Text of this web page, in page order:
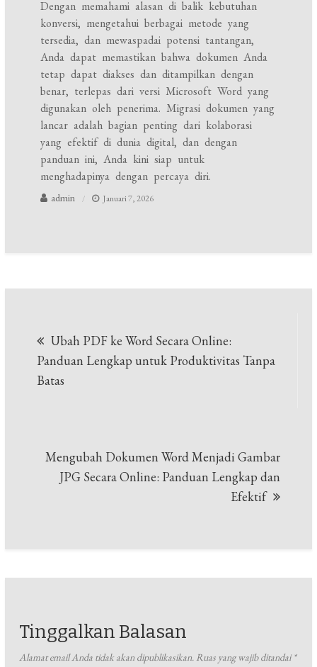
Dengan memahami alasan di balik kebutuhan
konversi, mengetahui berbagai metode yang
tersedia, dan mewaspadai potensi tantangan,
Anda dapat memastikan bahwa dokumen Anda
tetap dapat diakses dan ditampilkan dengan
benar, terlepas dari versi Microsoft Word yang
digunakan oleh penerima. Migrasi dokumen yang
lancar adalah bagian penting dari kolaborasi
yang efektif di dunia digital, dan dengan
panduan ini, Anda kini siap untuk
menghadapinya dengan percaya diri.
admin Januari 7, 2026
pos
Ubah PDF ke Word Secara Online:
Panduan Lengkap untuk Produktivitas Tanpa
Batas
Mengubah Dokumen Word Menjadi Gambar
JPG Secara Online: Panduan Lengkap dan
Efektif
Tinggalkan Balasan
Alamat email Anda tidak akan dipublikasikan. Ruas yang wajib ditandai *